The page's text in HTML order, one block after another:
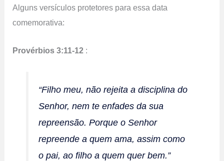
Alguns versículos protetores para essa data
comemorativa:
Provérbios 3:11-12 :
“Filho meu, não rejeita a disciplina do
Senhor, nem te enfades da sua
repreensão. Porque o Senhor
repreende a quem ama, assim como
o pai, ao filho a quem quer bem.”